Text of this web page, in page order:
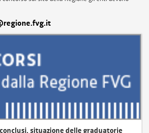
situazione delle graduatorie